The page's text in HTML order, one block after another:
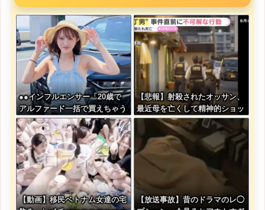
●●インフルエンサー「20歳で
アルファード一括で買えちゃう
私って素敵」
【悲報】射殺されたオッサン、
最近母を亡くして精神的ショッ
クを受けていたと判明・・・
【動画】移民ベトナム女達の宅
【放送事故】昔のドラマのレ◯